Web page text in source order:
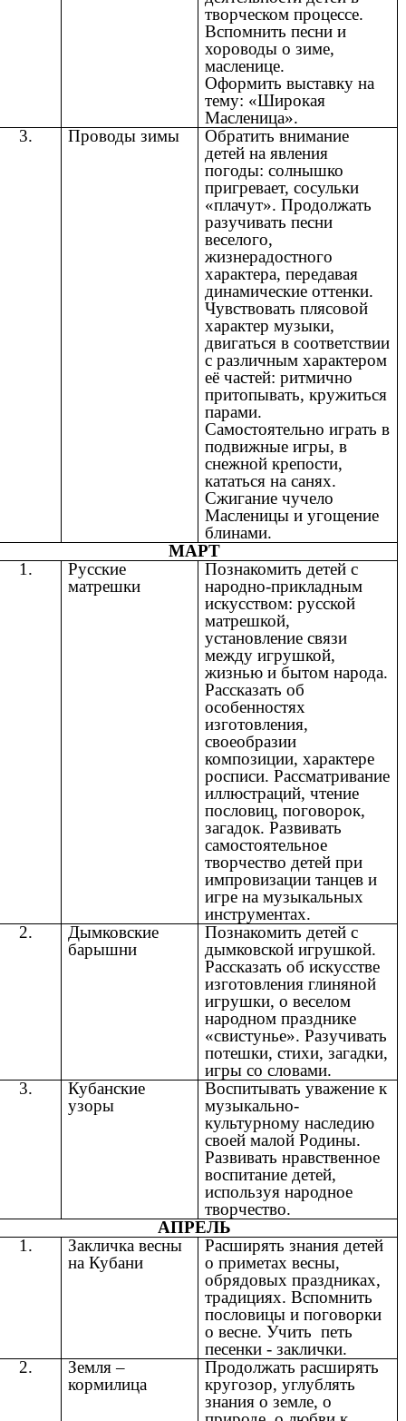
творческом процессе.
Вспомнить песни и
хороводы о зиме,
масленице.
Оформить выставку на
тему: «Широкая
Масленица».
3.
Проводы зимы
Обратить внимание
детей на явления
погоды: солнышко
пригревает, сосульки
«плачут». Продолжать
разучивать песни
веселого,
жизнерадостного
характера, передавая
динамические оттенки.
Чувствовать плясовой
характер музыки,
двигаться в соответствии
с различным характером
её частей: ритмично
притопывать, кружиться
парами.
Самостоятельно играть в
подвижные игры, в
снежной крепости,
кататься на санях.
Сжигание чучело
Масленицы и угощение
блинами.
МАРТ
1.
Русские
матрешки
Познакомить детей с
народно-прикладным
искусством: русской
матрешкой,
установление связи
между игрушкой,
жизнью и бытом народа.
Рассказать об
особенностях
изготовления,
своеобразии
композиции, характере
росписи. Рассматривание
иллюстраций, чтение
пословиц, поговорок,
загадок. Развивать
самостоятельное
творчество детей при
импровизации танцев и
игре на музыкальных
инструментах.
2.
Дымковские
барышни
Познакомить детей с
дымковской игрушкой.
Рассказать об искусстве
изготовления глиняной
игрушки, о веселом
народном празднике
«свистунье». Разучивать
потешки, стихи, загадки,
игры со словами.
3.
Кубанские
узоры
Воспитывать уважение к
музыкально-
культурному наследию
своей малой Родины.
Развивать нравственное
воспитание детей,
используя народное
творчество.
АПРЕЛЬ
1.
Закличка весны
на Кубани
Расширять знания детей
о приметах весны,
обрядовых праздниках,
традициях. Вспомнить
пословицы и поговорки
о весне. Учить петь
песенки - заклички.
2.
Земля –
кормилица
Продолжать расширять
кругозор, углублять
знания о земле, о